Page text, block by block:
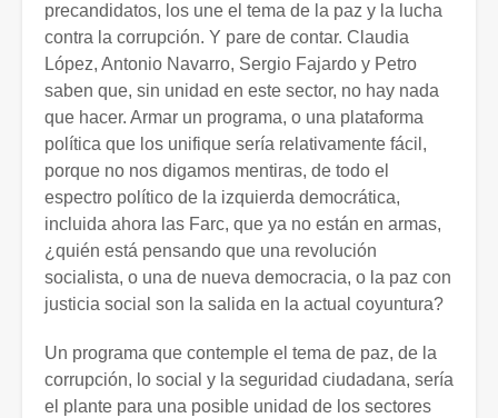
precandidatos, los une el tema de la paz y la lucha
contra la corrupción. Y pare de contar. Claudia
López, Antonio Navarro, Sergio Fajardo y Petro
saben que, sin unidad en este sector, no hay nada
que hacer. Armar un programa, o una plataforma
política que los unifique sería relativamente fácil,
porque no nos digamos mentiras, de todo el
espectro político de la izquierda democrática,
incluida ahora las Farc, que ya no están en armas,
¿quién está pensando que una revolución
socialista, o una de nueva democracia, o la paz con
justicia social son la salida en la actual coyuntura?
Un programa que contemple el tema de paz, de la
corrupción, lo social y la seguridad ciudadana, sería
el plante para una posible unidad de los sectores